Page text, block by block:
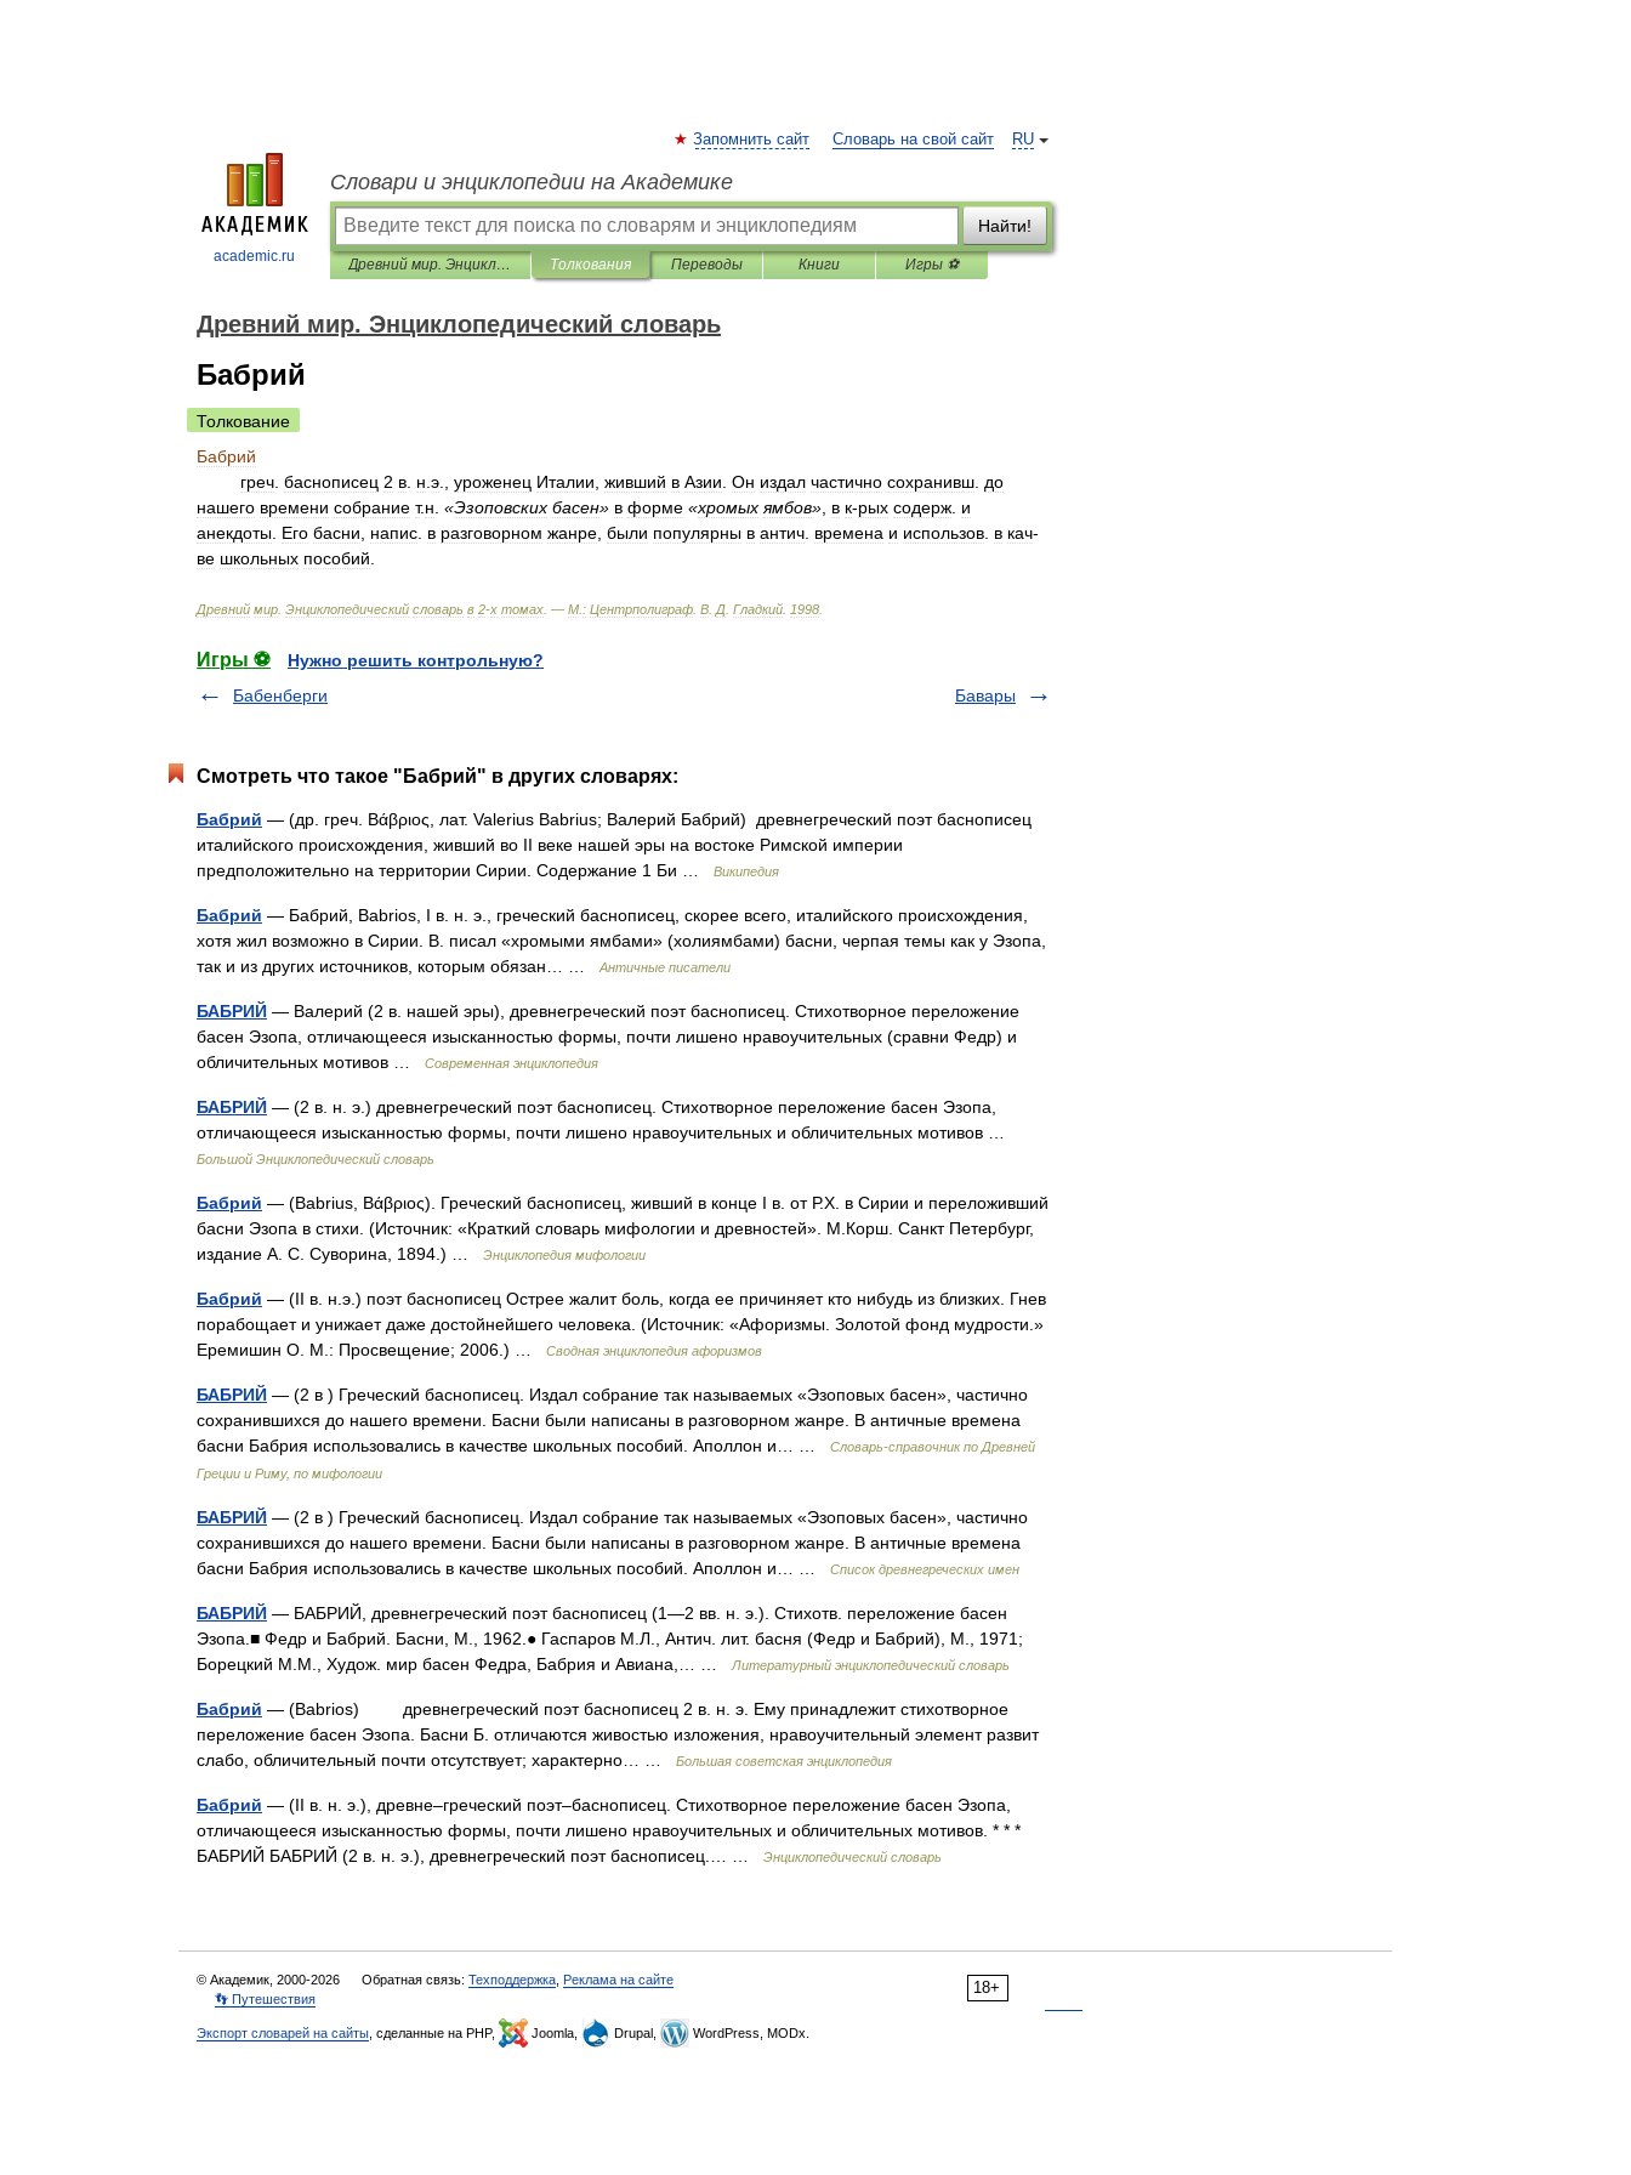
academic.ru
RU
Запомнить сайт Словарь на свой сайт
Словари и энциклопедии на Академике
Найти!
Древний мир. Энциклопедический словарь Толкования Переводы Книги Игры ⚽
Древний мир. Энциклопедический словарь
Бабрий
Толкование
Бабрий
греч баснописец 2 в н э уроженец Италии живший в Азии Он издал частично сохранивш до
нашего времени собрание т.н «Эзоповских басен» в форме «хромых ямбов» в к-рых содерж и
анекдоты Его басни напис в разговорном жанре были популярны в антич времена и использов в кач-
ве школьных пособий
Древний мир Энциклопедический словарь в 2-х томах . — М : Центрполиграф В Д Гладкий 1998
Игры ⚽
Нужно решить контрольную?
Бабенберги
Бавары
Смотреть что такое "Бабрий" в других словарях:
Бабрий — (др. греч. Βάβριος, лат. Valerius Babrius; Валерий Бабрий) древнегреческий поэт баснописец
италийского происхождения, живший во II веке нашей эры на востоке Римской империи
предположительно на территории Сирии. Содержание 1 Би …
Википедия
Бабрий — Бабрий, Babrios, I в. н. э., греческий баснописец, скорее всего, италийского происхождения,
хотя жил возможно в Сирии. В. писал «хромыми ямбами» (холиямбами) басни, черпая темы как у Эзопа,
так и из других источников, которым обязан… …
Античные писатели
БАБРИЙ — Валерий (2 в. нашей эры), древнегреческий поэт баснописец. Стихотворное переложение
басен Эзопа, отличающееся изысканностью формы, почти лишено нравоучительных (сравни Федр) и
обличительных мотивов …
Современная энциклопедия
БАБРИЙ — (2 в. н. э.) древнегреческий поэт баснописец. Стихотворное переложение басен Эзопа,
отличающееся изысканностью формы, почти лишено нравоучительных и обличительных мотивов …
Большой Энциклопедический словарь
Бабрий — (Babrius, Βάβριος). Греческий баснописец, живший в конце I в. от Р.Х. в Сирии и переложивший
басни Эзопа в стихи. (Источник: «Краткий словарь мифологии и древностей». М.Корш. Санкт Петербург,
издание А. С. Суворина, 1894.) …
Энциклопедия мифологии
Бабрий — (II в. н.э.) поэт баснописец Острее жалит боль, когда ее причиняет кто нибудь из близких. Гнев
порабощает и унижает даже достойнейшего человека. (Источник: «Афоризмы. Золотой фонд мудрости.»
Еремишин О. М.: Просвещение; 2006.) …
Сводная энциклопедия афоризмов
БАБРИЙ — (2 в ) Греческий баснописец. Издал собрание так называемых «Эзоповых басен», частично
сохранившихся до нашего времени. Басни были написаны в разговорном жанре. В античные времена
басни Бабрия использовались в качестве школьных пособий. Аполлон и… …
Cловарь-справочник по Древней
Греции и Риму, по мифологии
БАБРИЙ — (2 в ) Греческий баснописец. Издал собрание так называемых «Эзоповых басен», частично
сохранившихся до нашего времени. Басни были написаны в разговорном жанре. В античные времена
басни Бабрия использовались в качестве школьных пособий. Аполлон и… …
Список древнегреческих имен
БАБРИЙ — БАБРИЙ, древнегреческий поэт баснописец (1—2 вв. н. э.). Стихотв. переложение басен
Эзопа.■ Федр и Бабрий. Басни, М., 1962.● Гаспаров М.Л., Антич. лит. басня (Федр и Бабрий), М., 1971;
Борецкий М.М., Худож. мир басен Федра, Бабрия и Авиана,… …
Литературный энциклопедический словарь
Бабрий — (Babrios) древнегреческий поэт баснописец 2 в. н. э. Ему принадлежит стихотворное
переложение басен Эзопа. Басни Б. отличаются живостью изложения, нравоучительный элемент развит
слабо, обличительный почти отсутствует; характерно… …
Большая советская энциклопедия
Бабрий — (II в. н. э.), древне–греческий поэт–баснописец. Стихотворное переложение басен Эзопа,
отличающееся изысканностью формы, почти лишено нравоучительных и обличительных мотивов. * * *
БАБРИЙ БАБРИЙ (2 в. н. э.), древнегреческий поэт баснописец.… …
Энциклопедический словарь
18+
© Академик, 2000-2026 Обратная связь: Техподдержка Реклама на сайте
👣 Путешествия
Экспорт словарей на сайты , сделанные на PHP, Joomla, Drupal, WordPress, MODx.